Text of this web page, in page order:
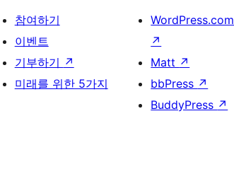
참여하기
이벤트
기부하기 ↗
미래를 위한 5가지
WordPress.com
↗
Matt ↗
bbPress ↗
BuddyPress ↗